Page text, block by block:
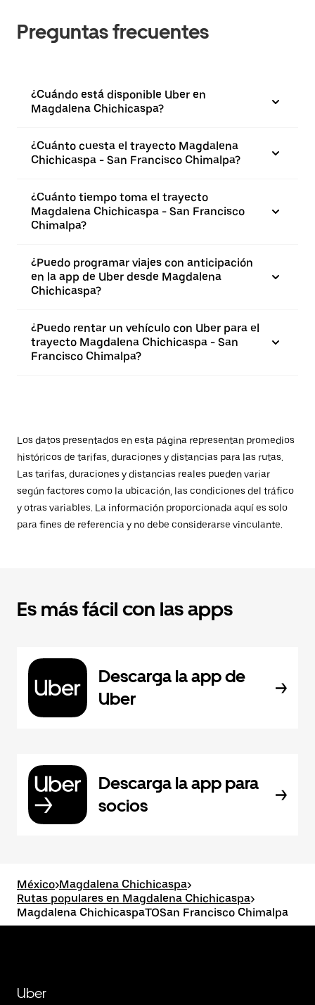
Preguntas frecuentes
¿Cuándo está disponible Uber en
Magdalena Chichicaspa?
¿Cuánto cuesta el trayecto Magdalena
Chichicaspa - San Francisco Chimalpa?
¿Cuánto tiempo toma el trayecto
Magdalena Chichicaspa - San Francisco
Chimalpa?
¿Puedo programar viajes con anticipación
en la app de Uber desde Magdalena
Chichicaspa?
¿Puedo rentar un vehículo con Uber para el
trayecto Magdalena Chichicaspa - San
Francisco Chimalpa?
Los datos presentados en esta página representan promedios
históricos de tarifas, duraciones y distancias para las rutas.
Las tarifas, duraciones y distancias reales pueden variar
según factores como la ubicación, las condiciones del tráfico
y otras variables. La información proporcionada aquí es solo
para fines de referencia y no debe considerarse vinculante.
Es más fácil con las apps
Descarga la app de
Uber
Descarga la app para
socios
México>Magdalena Chichicaspa>
Rutas populares en Magdalena Chichicaspa>
Magdalena ChichicaspaTOSan Francisco Chimalpa
Uber